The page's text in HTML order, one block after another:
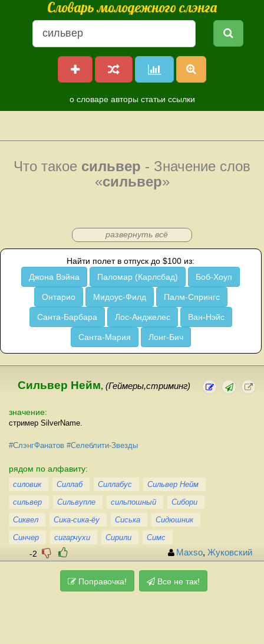
Словарь молодежного слэнга
о словаре авторы статьи ссылки
Что такое сильвер - Значение слов
«сильвер»
развернуть всё
Найти полет в отпуск до $100 из:
Джона Вэйна
Паломар (Карлсбад) Боб-Хоуп
Онтарио Мидоус-Филд Палм-Спрингс
Санта-Барбара Лос-Анджелес Ван-Нэйс
Санта-Мария Лонг-Бич
Сильвер Нейм, (Геймеры,стриминг)
значение:
стример SilverName.
#СлэнгФанатов #Селеблити-Звезды
рядом по алфавиту:
силовик Силлаб Силлабус
Сильвер Нейм
сильвер
Сильвупле сильпошный
Сибори
Сиквел
Сика-сика-ёу Сиська
Сидюшник
Синчер
сигарчухи Сирили Симс
-2 Maxso, Жуковский
Поправочка! Все не так!